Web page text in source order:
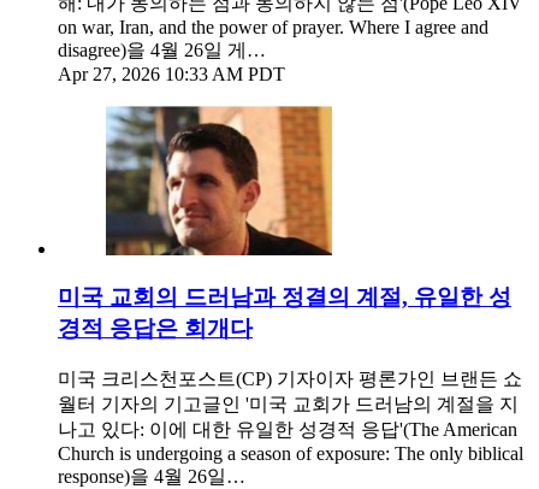
on war, Iran, and the power of prayer. Where I agree and
disagree)을 4월 26일 게…
Apr 27, 2026 10:33 AM PDT
미국 교회의 드러남과 정결의 계절, 유일한 성
경적 응답은 회개다
미국 크리스천포스트(CP) 기자이자 평론가인 브랜든 쇼
월터 기자의 기고글인 '미국 교회가 드러남의 계절을 지
나고 있다: 이에 대한 유일한 성경적 응답'(The American
Church is undergoing a season of exposure: The only biblical
response)을 4월 26일…